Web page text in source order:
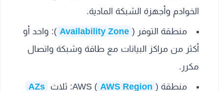
الخوادم وأجهزة الشبكة المادية.
منطقة التوفر ( Availability Zone
): واحد أو
أكثر من مراكز البيانات مع طاقة وشبكة واتصال
مكرر.
منطقة AWS ( AWS Region ): ثلاث AZs